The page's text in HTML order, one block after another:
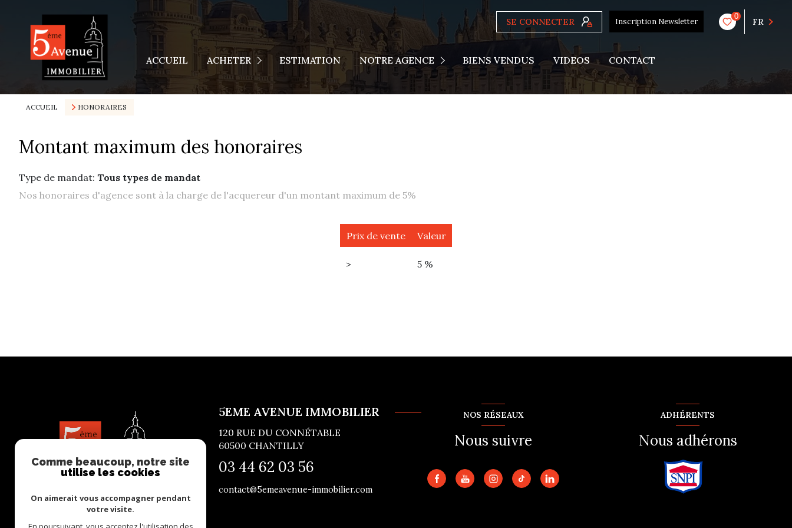
SE CONNECTER Inscription Newsletter
0
FR
ACCUEIL ACHETER
Appartements
Maisons
Terrains
ESTIMATION NOTRE AGENCE
Actualités
Nous Rejoindre
BIENS VENDUS VIDEOS CONTACT
ACCUEIL HONORAIRES
Montant maximum des honoraires
Type de mandat: Tous types de mandat
Nos honoraires d'agence sont à la charge de l'acquereur d'un montant maximum de 5%
Prix de vente Valeur
> 5 %
5EME AVENUE IMMOBILIER
120 RUE DU CONNÉTABLE
60500 CHANTILLY
03 44 62 03 56
contact@5emeavenue-immobilier.com
NOS RÉSEAUX
Nous suivre
ADHÉRENTS
Nous adhérons
Comme beaucoup, notre site
utilise les cookies
On aimerait vous accompagner pendant
votre visite.